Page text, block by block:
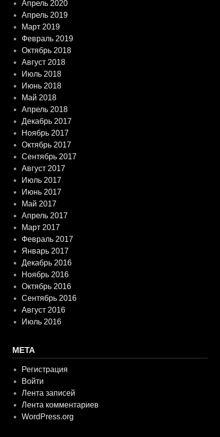
Апрель 2020
Апрель 2019
Март 2019
Февраль 2019
Октябрь 2018
Август 2018
Июль 2018
Июнь 2018
Май 2018
Апрель 2018
Декабрь 2017
Ноябрь 2017
Октябрь 2017
Сентябрь 2017
Август 2017
Июль 2017
Июнь 2017
Май 2017
Апрель 2017
Март 2017
Февраль 2017
Январь 2017
Декабрь 2016
Ноябрь 2016
Октябрь 2016
Сентябрь 2016
Август 2016
Июль 2016
МЕТА
Регистрация
Войти
Лента записей
Лента комментариев
WordPress.org